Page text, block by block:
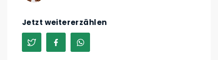
Jetzt weitererzählen